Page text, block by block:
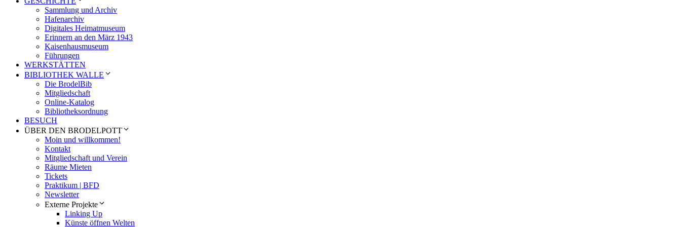
Sammlung und Archiv
Hafenarchiv
Digitales Heimatmuseum
Erinnern an den März 1943
Kaisenhausmuseum
Führungen
WERKSTÄTTEN
BIBLIOTHEK WALLE
Die BrodelBib
Mitgliedschaft
Online-Katalog
Bibliotheksordnung
BESUCH
ÜBER DEN BRODELPOTT
Moin und willkommen!
Kontakt
Mitgliedschaft und Verein
Räume Mieten
Tickets
Praktikum | BFD
Newsletter
Externe Projekte
Linking Up
Künste öffnen Welten